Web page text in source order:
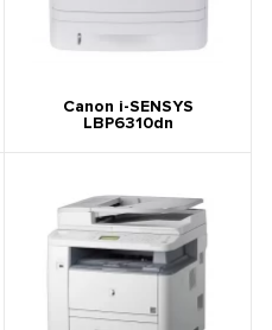
Canon i-SENSYS
LBP6310dn